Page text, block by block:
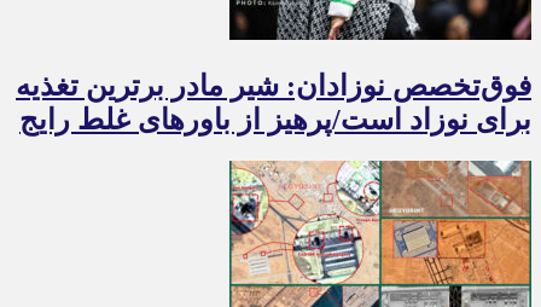
فوق‌تخصص نوزادان: شیر مادر برترین تغذیه
برای نوزاد است/پرهیز از باورهای غلط رایج